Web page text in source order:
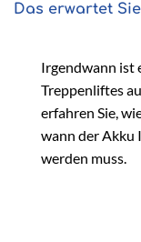
Das erwartet
Irgendwann ist
Treppenliftes
erfahren Sie,
wann der Akku
werden muss.